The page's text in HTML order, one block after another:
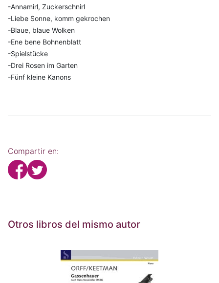
-Annamirl, Zuckerschnirl
-Liebe Sonne, komm gekrochen
-Blaue, blaue Wolken
-Ene bene Bohnenblatt
-Spielstücke
-Drei Rosen im Garten
-Fünf kleine Kanons
Compartir en:
Otros libros del mismo autor